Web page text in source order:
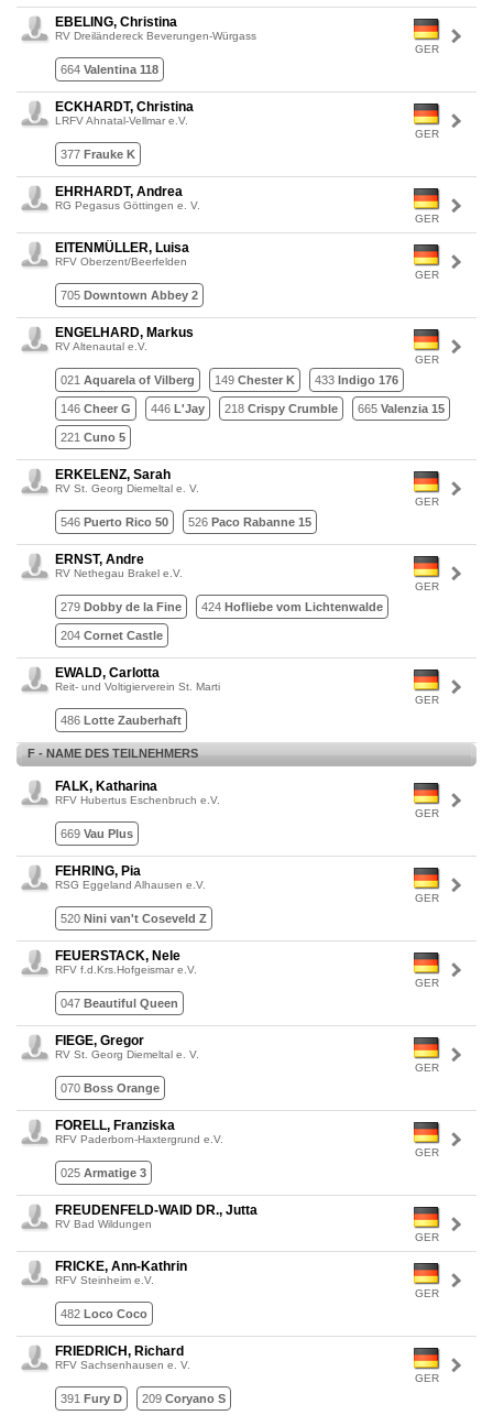
GER
EBELING, Christina
RV Dreiländereck Beverungen-Würgass
664 Valentina 118
GER
ECKHARDT, Christina
LRFV Ahnatal-Vellmar e.V.
377 Frauke K
GER
EHRHARDT, Andrea
RG Pegasus Göttingen e. V.
GER
EITENMÜLLER, Luisa
RFV Oberzent/Beerfelden
705 Downtown Abbey 2
GER
ENGELHARD, Markus
RV Altenautal e.V.
021 Aquarela of Vilberg 149 Chester K 433 Indigo 176
146 Cheer G 446 L'Jay 218 Crispy Crumble 665 Valenzia 15
221 Cuno 5
GER
ERKELENZ, Sarah
RV St. Georg Diemeltal e. V.
546 Puerto Rico 50 526 Paco Rabanne 15
GER
ERNST, Andre
RV Nethegau Brakel e.V.
279 Dobby de la Fine 424 Hofliebe vom Lichtenwalde
204 Cornet Castle
GER
EWALD, Carlotta
Reit- und Voltigierverein St. Marti
486 Lotte Zauberhaft
F - NAME DES TEILNEHMERS
GER
FALK, Katharina
RFV Hubertus Eschenbruch e.V.
669 Vau Plus
GER
FEHRING, Pia
RSG Eggeland Alhausen e.V.
520 Nini van't Coseveld Z
GER
FEUERSTACK, Nele
RFV f.d.Krs.Hofgeismar e.V.
047 Beautiful Queen
GER
FIEGE, Gregor
RV St. Georg Diemeltal e. V.
070 Boss Orange
GER
FORELL, Franziska
RFV Paderborn-Haxtergrund e.V.
025 Armatige 3
GER
FREUDENFELD-WAID DR., Jutta
RV Bad Wildungen
GER
FRICKE, Ann-Kathrin
RFV Steinheim e.V.
482 Loco Coco
GER
FRIEDRICH, Richard
RFV Sachsenhausen e. V.
391 Fury D 209 Coryano S